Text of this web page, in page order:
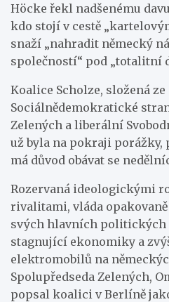
Höcke řekl nadšenému
kdo stojí v cestě
snaží „nahradit německý
společností“ pod „totalitní
Koalice Scholze, složená
Sociálnědemokratické
Zelených a liberální
už byla na pokraji porážky,
má důvod obávat se
Rozervaná ideologickými
rivalitami, vláda
svých hlavních politických
stagnující ekonomiky a
elektromobilů na
Spolupředseda Zelených,
popsal koalici v Berlíně